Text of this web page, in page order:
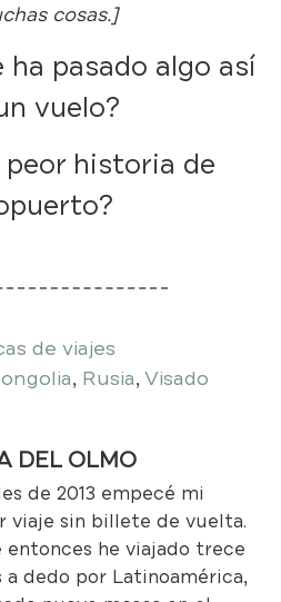
cosas.]
pasado algo así
vuelo?
historia de
de viajes
, Rusia,Visado
DEL OLMO
de 2013 empecé mi
viaje sin billete de vuelta.
entonces he viajado trece
a dedo por Latinoamérica,